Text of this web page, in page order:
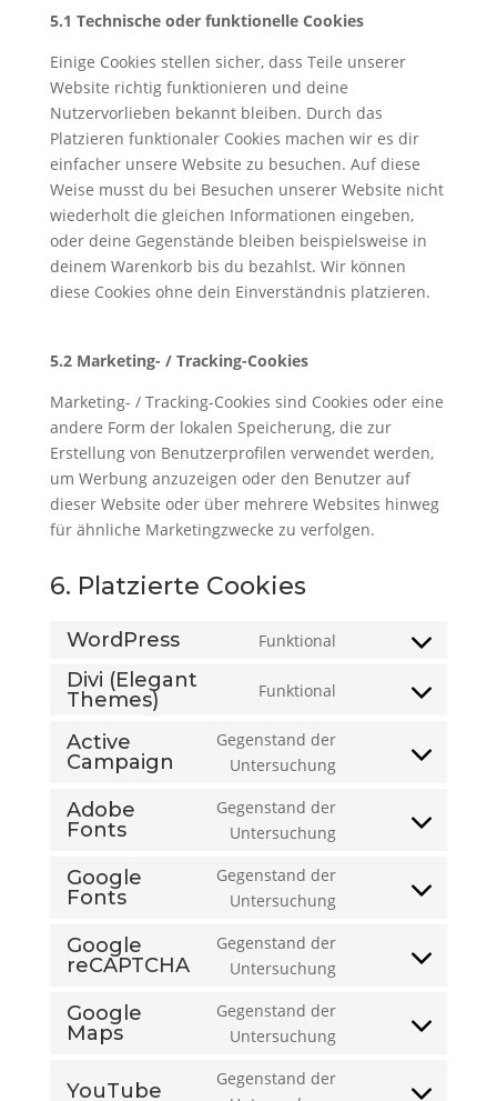
5.1 Technische oder funktionelle Cookies
Einige Cookies stellen sicher, dass Teile unserer
Website richtig funktionieren und deine
Nutzervorlieben bekannt bleiben. Durch das
Platzieren funktionaler Cookies machen wir es dir
einfacher unsere Website zu besuchen. Auf diese
Weise musst du bei Besuchen unserer Website nicht
wiederholt die gleichen Informationen eingeben,
oder deine Gegenstände bleiben beispielsweise in
deinem Warenkorb bis du bezahlst. Wir können
diese Cookies ohne dein Einverständnis platzieren.
5.2 Marketing- / Tracking-Cookies
Marketing- / Tracking-Cookies sind Cookies oder eine
andere Form der lokalen Speicherung, die zur
Erstellung von Benutzerprofilen verwendet werden,
um Werbung anzuzeigen oder den Benutzer auf
dieser Website oder über mehrere Websites hinweg
für ähnliche Marketingzwecke zu verfolgen.
6. Platzierte Cookies
WordPress Funktional
Divi (Elegant
Themes)
Funktional
Active
Campaign
Gegenstand der
Untersuchung
Adobe
Fonts
Gegenstand der
Untersuchung
Google
Fonts
Gegenstand der
Untersuchung
Google
reCAPTCHA
Gegenstand der
Untersuchung
Google
Maps
Gegenstand der
Untersuchung
YouTube
Gegenstand der